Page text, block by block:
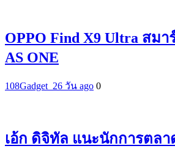
OPPO Find X9 Ultra สม
AS ONE
108Gadget_26 วัน ago 0
เอ้ก ดิจิทัล แนะนักการตลา